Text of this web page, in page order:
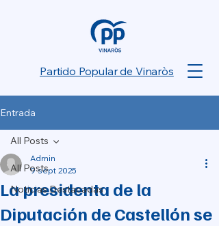
Partido Popular de Vinaròs
Entrada
All Posts
Noticias Destacadas
All Posts
La presidenta de la
Diputación de Castellón se
Admin
9 sept 2025